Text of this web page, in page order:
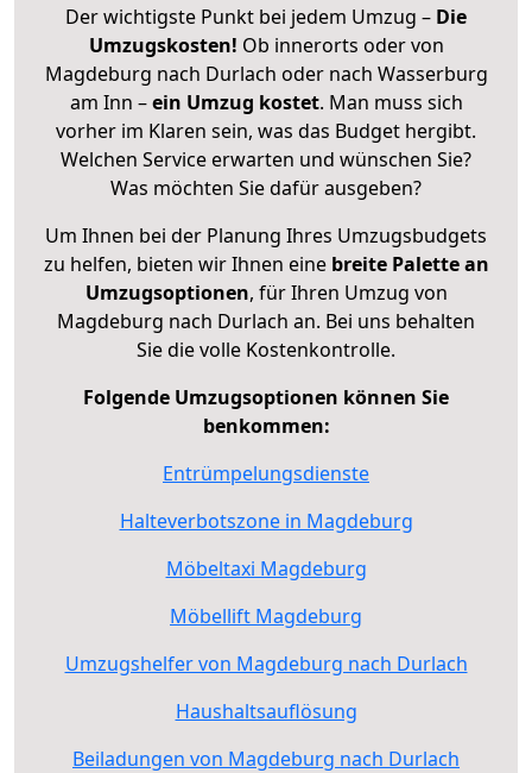
Der wichtigste Punkt bei jedem Umzug – Die
Umzugskosten! Ob innerorts oder von
Magdeburg nach Durlach oder nach Wasserburg
am Inn –ein Umzug kostet. Man muss sich
vorher im Klaren sein, was das Budget hergibt.
Welchen Service erwarten und wünschen Sie?
Was möchten Sie dafür ausgeben?
Um Ihnen bei der Planung Ihres Umzugsbudgets
zu helfen, bieten wir Ihnen eine breite Palette an
Umzugsoptionen, für Ihren Umzug von
Magdeburg nach Durlach an. Bei uns behalten
Sie die volle Kostenkontrolle.
Folgende Umzugsoptionen können Sie
benkommen:
Entrümpelungsdienste
Halteverbotszone in Magdeburg
Möbeltaxi Magdeburg
Möbellift Magdeburg
Umzugshelfer von Magdeburg nach Durlach
Haushaltsauflösung
Beiladungen von Magdeburg nach Durlach